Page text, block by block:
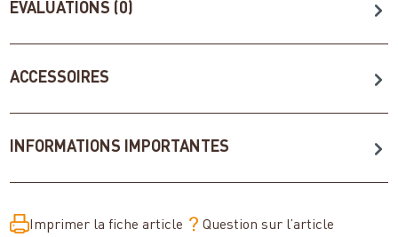
ÉVALUATIONS (0)
ACCESSOIRES
INFORMATIONS IMPORTANTES
Imprimer la fiche article Question sur l’article